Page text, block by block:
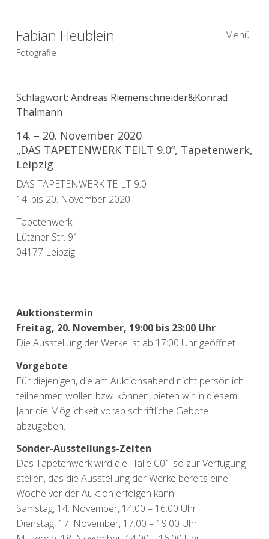
Fabian Heublein
Fotografie
Menü
Schlagwort: Andreas Riemenschneider&Konrad
Thalmann
14. – 20. November 2020
„DAS TAPETENWERK TEILT 9.0“, Tapetenwerk,
Leipzig
DAS TAPETENWERK TEILT 9.0
14. bis 20. November 2020
Tapetenwerk
Lützner Str. 91
04177 Leipzig
Auktionstermin
Freitag, 20. November, 19:00 bis 23:00 Uhr
Die Ausstellung der Werke ist ab 17:00 Uhr geöffnet.
Vorgebote
Für diejenigen, die am Auktionsabend nicht persönlich
teilnehmen wollen bzw. können, bieten wir in diesem
Jahr die Möglichkeit vorab schriftliche Gebote
abzugeben.
Sonder-Ausstellungs-Zeiten
Das Tapetenwerk wird die Halle C01 so zur Verfügung
stellen, das die Ausstellung der Werke bereits eine
Woche vor der Auktion erfolgen kann.
Samstag, 14. November, 14:00 – 16:00 Uhr
Dienstag, 17. November, 17:00 – 19:00 Uhr